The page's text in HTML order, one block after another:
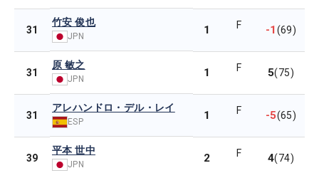
31
竹安 俊也
JPN 1 F -1(69)
31
原 敏之
JPN 1 F 5(75)
31
アレハンドロ・デル・レイ
ESP 1 F -5(65)
39
平本 世中
JPN 2 F 4(74)